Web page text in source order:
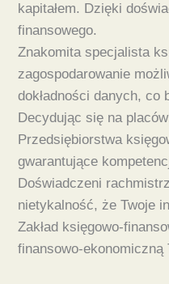
kapitałem. Dzięki
finansowego.
Znakomita specjalista
zagospodarowanie
dokładności danych, co
Decydując się na
Przedsiębiorstwa
gwarantujące
Doświadczeni
nietykalność, że Twoje
Zakład księgowo-
finansowo-ekonomiczną